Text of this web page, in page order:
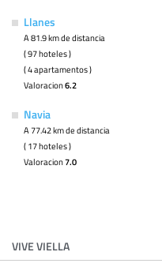
Llanes
A 81.9 km de distancia
( 97 hoteles )
( 4 apartamentos )
Valoracion6.2
Navia
A 77.42 km de distancia
( 17 hoteles )
Valoracion7.0
VIVE VIELLA